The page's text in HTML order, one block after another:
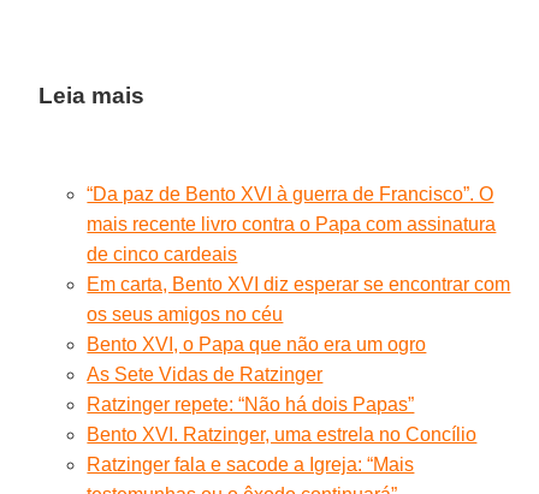
Leia mais
“Da paz de Bento XVI à guerra de Francisco”. O
mais recente livro contra o Papa com assinatura
de cinco cardeais
Em carta, Bento XVI diz esperar se encontrar com
os seus amigos no céu
Bento XVI, o Papa que não era um ogro
As Sete Vidas de Ratzinger
Ratzinger repete: “Não há dois Papas”
Bento XVI. Ratzinger, uma estrela no Concílio
Ratzinger fala e sacode a Igreja: “Mais